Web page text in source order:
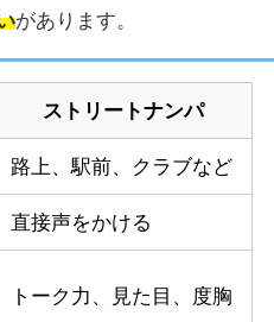
があります。
ストリートナンパ
路上、駅前、クラブなど
直接声をかける
トーク力、見た目、度胸